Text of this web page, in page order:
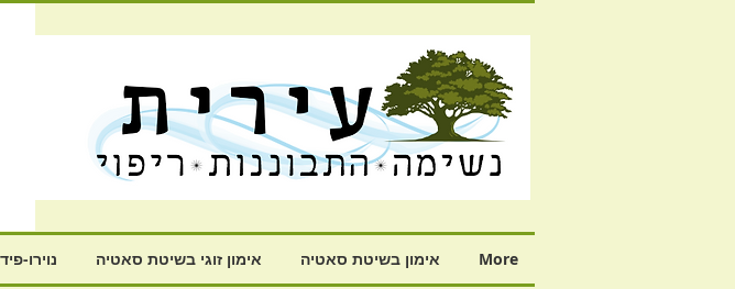
נוירו- אימון זוגי בשיטת סאטיה אימון בשיטת סאטיה More